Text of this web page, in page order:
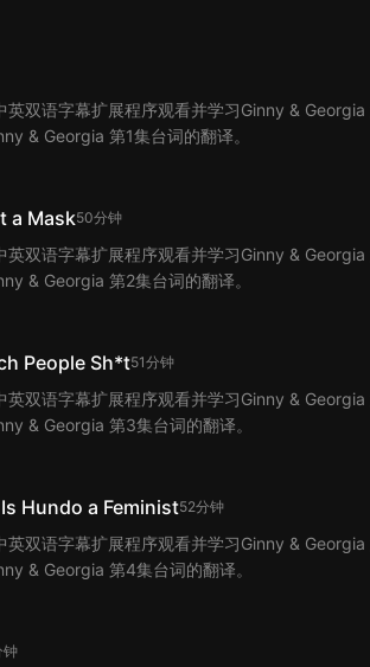
双语字幕扩展程序观看并学习Ginny &
& Georgia 第1集台词的翻译。
a Mask50分钟
双语字幕扩展程序观看并学习Ginny &
& Georgia 第2集台词的翻译。
People Sh*t51分钟
双语字幕扩展程序观看并学习Ginny &
& Georgia 第3集台词的翻译。
Hundo a Feminist52分钟
双语字幕扩展程序观看并学习Ginny &
& Georgia 第4集台词的翻译。
钟